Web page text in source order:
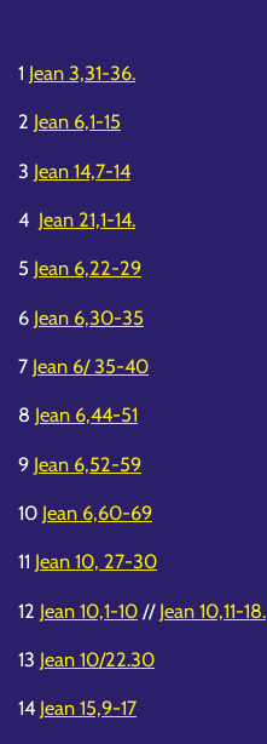
1 Jean 3,31-36.
2 Jean 6,1-15
3 Jean 14,7-14
4 Jean 21,1-14.
5 Jean 6,22-29
6 Jean 6,30-35
7 Jean 6/ 35-40
8 Jean 6,44-51
9 Jean 6,52-59
10 Jean 6,60-69
11 Jean 10, 27-30
12 Jean 10,1-10 // Jean 10,11-18.
13 Jean 10/22.30
14 Jean 15,9-17